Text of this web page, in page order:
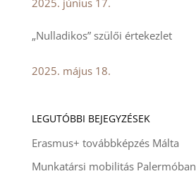
2025. június 17.
„Nulladikos” szülői értekezlet
2025. május 18.
LEGUTÓBBI BEJEGYZÉSEK
Erasmus+ továbbképzés Málta
Munkatársi mobilitás Palermóban